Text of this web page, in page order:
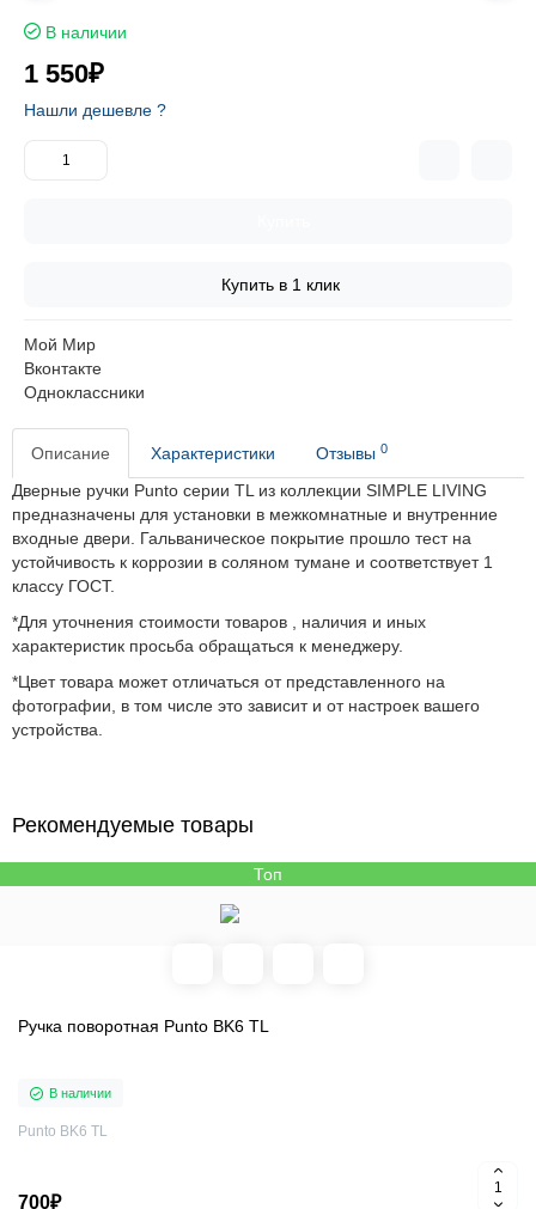
В наличии
1 550₽
Нашли дешевле ?
Купить в 1 клик
Мой Мир
Вконтакте
Одноклассники
Описание Характеристики Отзывы 0
Дверные ручки Punto серии TL из коллекции SIMPLE LIVING
предназначены для установки в межкомнатные и внутренние
входные двери. Гальваническое покрытие прошло тест на
устойчивость к коррозии в соляном тумане и соответствует 1
классу ГОСТ.
*Для уточнения стоимости товаров , наличия и иных
характеристик просьба обращаться к менеджеру.
*Цвет товара может отличаться от представленного на
фотографии, в том числе это зависит и от настроек вашего
устройства.
Рекомендуемые товары
Топ
Ручка поворотная Punto BK6 TL
В наличии
Punto BK6 TL
700₽